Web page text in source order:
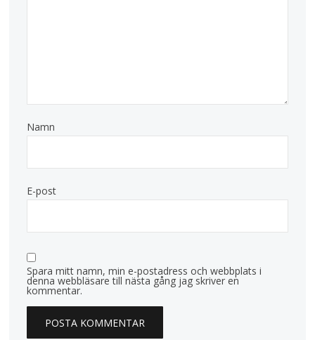
Namn
E-post
Spara mitt namn, min e-postadress och webbplats i
denna webbläsare till nästa gång jag skriver en
kommentar.